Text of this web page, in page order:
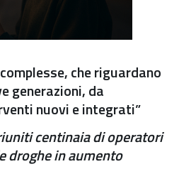
che riguardano
generazioni, da
nuovi e integrati”
centinaia di operatori
droghe in aumento